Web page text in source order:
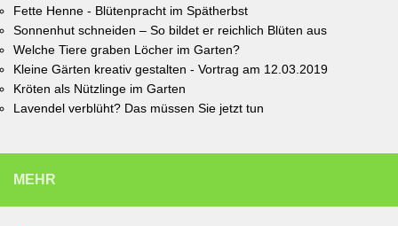
Fette Henne - Blütenpracht im Spätherbst
Sonnenhut schneiden – So bildet er reichlich Blüten aus
Welche Tiere graben Löcher im Garten?
Kleine Gärten kreativ gestalten - Vortrag am 12.03.2019
Kröten als Nützlinge im Garten
Lavendel verblüht? Das müssen Sie jetzt tun
MEHR